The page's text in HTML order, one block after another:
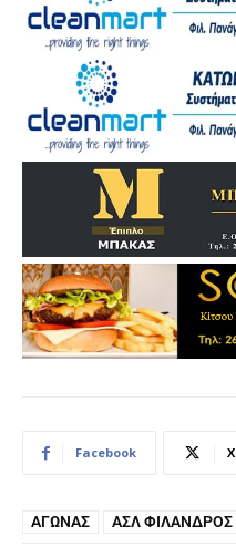
Facebook X
ΑΓΏΝΑΣ ΑΣΛ ΦΊΛΑΝΔΡΟΣ